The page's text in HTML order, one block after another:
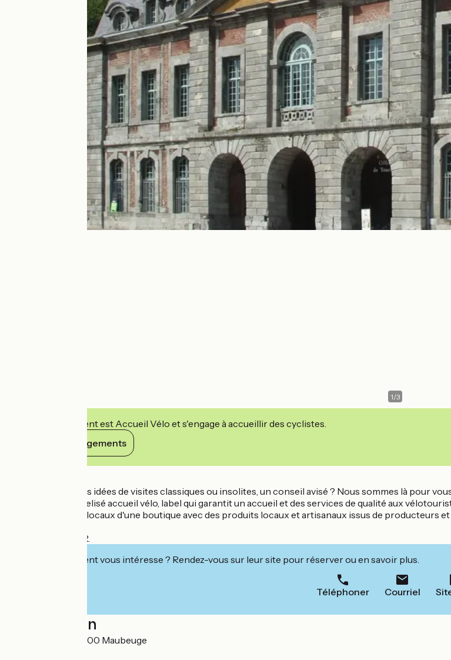
1/3
Cet établissement est Accueil Vélo et s'engage à accueillir des cyclistes.
Voir ses engagements
Vous cherchez des idées de visites classiques ou insolites, un conseil avisé ? Nous sommes là pour
Nous sommes labelisé accueil vélo, label qui garantit un accueil et des services de qualité aux
Profitez dans nos locaux d'une boutique avec des produits locaux et artisanaux issus de producteurs
Accessibilité PMR.
Cet établissement vous intéresse ? Rendez-vous sur leur site pour réserver ou en savoir plus.
Téléphoner Courriel
Localisation
Place Vauban 59600 Maubeuge